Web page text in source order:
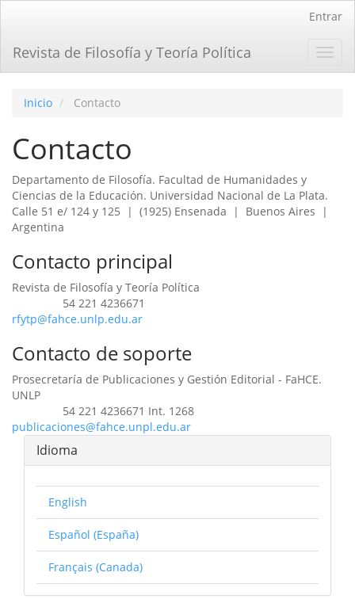
principal
Barra
Entrar
Revista de Filosofía y Teoría Política
Inicio Contacto
Contacto
Departamento de Filosofía. Facultad de Humanidades y
Ciencias de la Educación. Universidad Nacional de La Plata.
Calle 51 e/ 124 y 125 | (1925) Ensenada | Buenos Aires |
Argentina
Contacto principal
Revista de Filosofía y Teoría Política
54 221 4236671
rfytp@fahce.unlp.edu.ar
Contacto de soporte
Prosecretaría de Publicaciones y Gestión Editorial - FaHCE.
UNLP
54 221 4236671 Int. 1268
publicaciones@fahce.unpl.edu.ar
Idioma
English
Español (España)
Français (Canada)